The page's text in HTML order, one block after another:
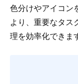
色分けやアイコン
より、重要なタス
理を効率化できま